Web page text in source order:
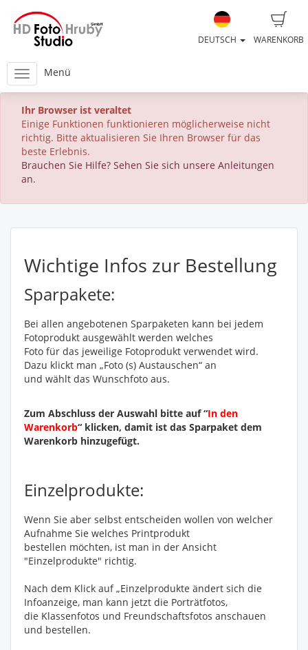
WARENKORB
DEUTSCH
Menü
Ihr Browser ist veraltet
Einige Funktionen funktionieren möglicherweise nicht
richtig. Bitte aktualisieren Sie Ihren Browser für das
beste Erlebnis.
Brauchen Sie Hilfe? Sehen Sie sich unsere Anleitungen
an.
Wichtige Infos zur Bestellung
Sparpakete:
Bei allen angebotenen Sparpaketen kann bei jedem
Fotoprodukt ausgewählt werden welches
Foto für das jeweilige Fotoprodukt verwendet wird.
Dazu klickt man „Foto (s) Austauschen“ an
und wählt das Wunschfoto aus.
Zum Abschluss der Auswahl bitte auf “In den
Warenkorb“ klicken, damit ist das Sparpaket dem
Warenkorb hinzugefügt.
Einzelprodukte:
Wenn Sie aber selbst entscheiden wollen von welcher
Aufnahme Sie welches Printprodukt
bestellen möchten, ist man in der Ansicht
"Einzelprodukte" richtig.
Nach dem Klick auf „Einzelprodukte ändert sich die
Infoanzeige, man kann jetzt die Porträtfotos,
die Klassenfotos und Freundschaftsfotos anschauen
und bestellen.